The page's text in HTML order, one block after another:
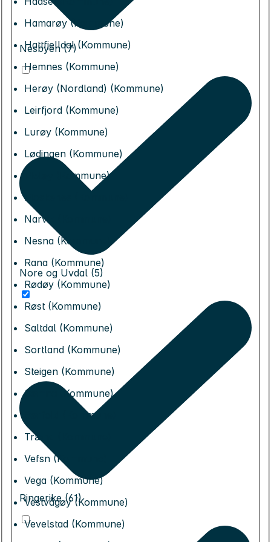
Hamarøy (Kommune)
Hattfjelldal (Kommune)
Hemnes (Kommune)
Herøy (Nordland) (Kommune)
Leirfjord (Kommune)
Lurøy (Kommune)
Lødingen (Kommune)
Meløy (Kommune)
Moskenes (Kommune)
Narvik (Kommune)
Nesna (Kommune)
Rana (Kommune)
Rødøy (Kommune)
Røst (Kommune)
Saltdal (Kommune)
Sortland (Kommune)
Steigen (Kommune)
Sømna (Kommune)
Sørfold (Kommune)
Træna (Kommune)
Vefsn (Kommune)
Vega (Kommune)
Vestvågøy (Kommune)
Vevelstad (Kommune)
Nesbyen (7)
Nore og Uvdal (5)
Ringerike (61)